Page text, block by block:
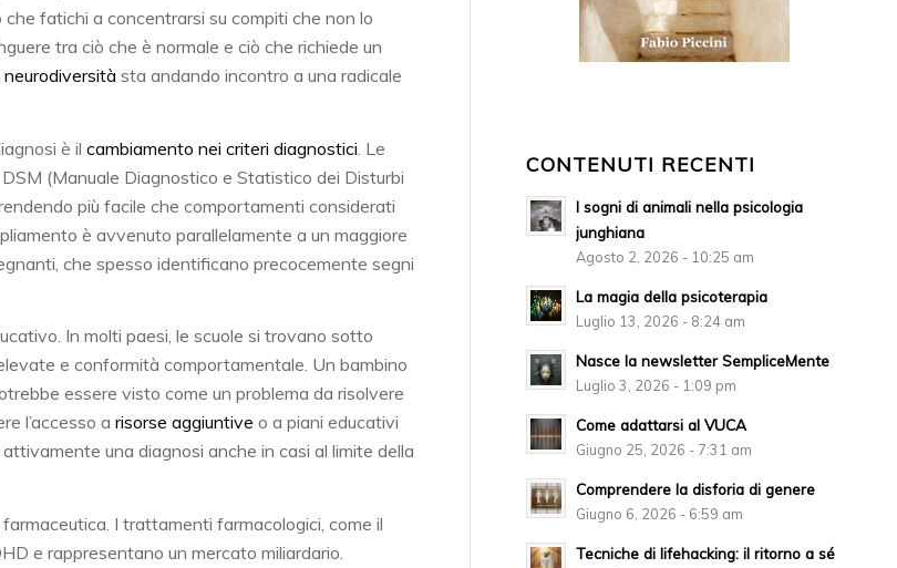
fatichi a concentrarsi su compiti che non lo
tra ciò che è normale e ciò che richiede un
sta andando incontro a una radicale
è il cambiamento nei criteri diagnostici . Le
(Manuale Diagnostico e Statistico dei Disturbi
più facile che comportamenti considerati
è avvenuto parallelamente a un maggiore
che spesso identificano precocemente segni
In molti paesi, le scuole si trovano sotto
e conformità comportamentale. Un bambino
essere visto come un problema da risolvere
l’accesso a risorse aggiuntive o a piani educativi
una diagnosi anche in casi al limite della
farmaceutica. I trattamenti farmacologici, come il
e rappresentano un mercato miliardario.
CONTENUTI RECENTI
I sogni di animali nella psicologia
junghiana
Agosto 2, 2026 - 10:25 am
La magia della psicoterapia
Luglio 13, 2026 - 8:24 am
Nasce la newsletter SempliceMente
Luglio 3, 2026 - 1:09 pm
Come adattarsi al VUCA
Giugno 25, 2026 - 7:31 am
Comprendere la disforia di genere
Giugno 6, 2026 - 6:59 am
Tecniche di lifehacking: il ritorno a sé